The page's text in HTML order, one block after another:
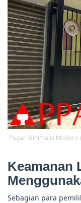
Pagar Minimalis Modern
Keamanan
Sebagian para